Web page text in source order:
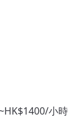
小時